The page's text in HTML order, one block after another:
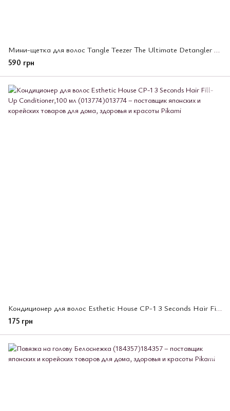
Мини-щетка для волос Tangle Teezer The Ultimate Detangler Mini Millennial Pink (686844)
590 грн
Кондиционер для волос Esthetic House CP-1 3 Seconds Hair Fill-Up Conditioner,100 мл (013774)
175 грн